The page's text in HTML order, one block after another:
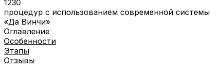
1230
процедур с использованием современной системы
«Да Винчи»
Оглавление
Особенности
Этапы
Отзывы